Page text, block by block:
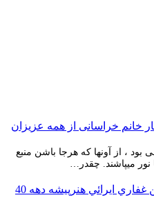
خانم خراسانی از همه عزیزان
، از آونها که هرجا باشن منبع
میپاشند. چقدر…
حسن غفاري ايرائي هنرپيشه دهه 40